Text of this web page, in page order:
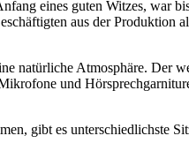
eines guten Witzes, war
aus der
natürliche Atmosphäre. Der
und
gibt es unterschiedlichste